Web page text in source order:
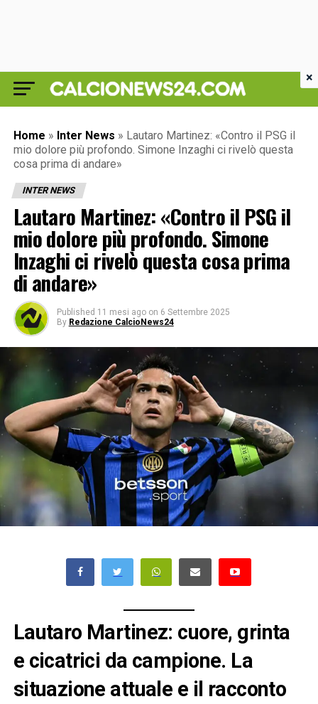
Home » Inter News » Lautaro Martinez: «Contro il PSG il
mio dolore più profondo. Simone Inzaghi ci rivelò questa
cosa prima di andare»
INTER NEWS
Lautaro Martinez: «Contro il PSG il
mio dolore più profondo. Simone
Inzaghi ci rivelò questa cosa prima
di andare»
Published 11 mesi ago on 6 Settembre 2025
By Redazione CalcioNews24
Lautaro Martinez: cuore, grinta
e cicatrici da campione. La
situazione attuale e il racconto
×